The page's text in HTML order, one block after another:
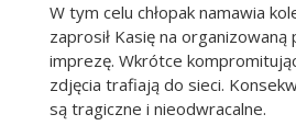
W tym celu chłopak namawia
zaprosił Kasię na organizowaną
imprezę. Wkrótce
zdjęcia trafiają do sieci.
są tragiczne i nieodwracalne.